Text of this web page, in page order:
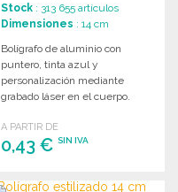
Stock : 313 655 artículos
Dimensiones : 14 cm
Bolígrafo de aluminio con
puntero, tinta azul y
personalización mediante
grabado láser en el cuerpo.
regalos.
A PARTIR DE
0,43 €SIN IVA
PEDIR